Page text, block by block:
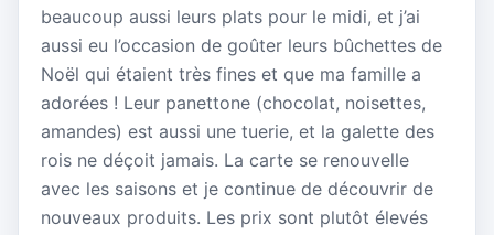
beaucoup aussi leurs plats pour le midi, et j’ai
aussi eu l’occasion de goûter leurs bûchettes de
Noël qui étaient très fines et que ma famille a
adorées ! Leur panettone (chocolat, noisettes,
amandes) est aussi une tuerie, et la galette des
rois ne déçoit jamais. La carte se renouvelle
avec les saisons et je continue de découvrir de
nouveaux produits. Les prix sont plutôt élevés